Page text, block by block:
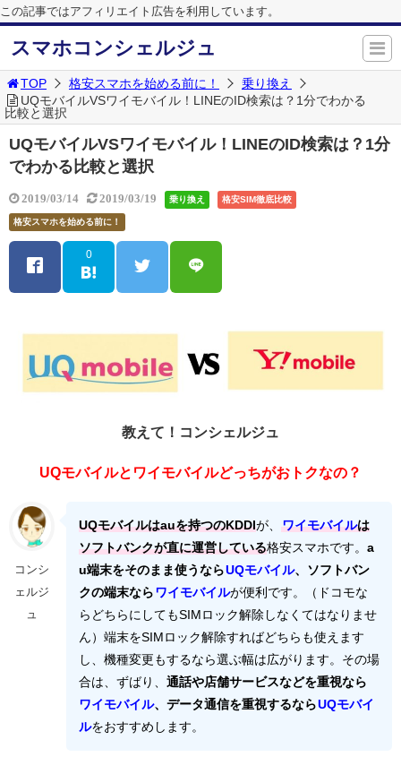
この記事ではアフィリエイト広告を利用しています。
スマホコンシェルジュ
TOP 格安スマホを始める前に！
乗り換え
UQモバイルVSワイモバイル！LINEのID検索は？1分でわかる
比較と選択
UQモバイルVSワイモバイル！LINEのID検索は？1分
でわかる比較と選択
2019/03/14 2019/03/19 乗り換え 格安SIM徹底比較
格安スマホを始める前に！
0
教えて！コンシェルジュ
UQモバイルとワイモバイルどっちがおトクなの？
コンシ
ェルジ
ュ
UQモバイルはauを持つのKDDIが、 ワイモバイルは
ソフトバンクが直に運営している格安スマホです。 a
u端末をそのまま使うならUQモバイル、ソフトバン
クの端末ならワイモバイルが便利です。（ドコモな
らどちらにしてもSIMロック解除しなくてはなりませ
ん）端末をSIMロック解除すればどちらも使えます
し、機種変更もするなら選ぶ幅は広がります。その場
合は、ずばり、 通話や店舗サービスなどを重視なら
ワイモバイル、データ通信を重視するならUQモバイ
ルをおすすめします。